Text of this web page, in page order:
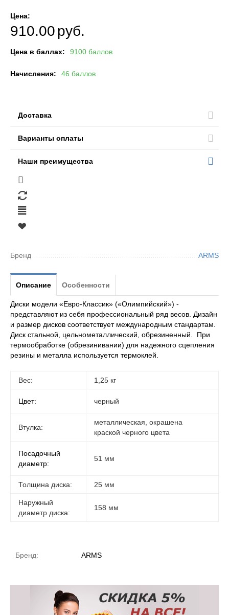
Цена:
910.00руб.
Цена в баллах: 9100 баллов
Начисления: 46 баллов
Доставка
Варианты оплаты
Наши преимущества
Бренд ARMS
Описание Особенности
Диски модели «Евро-Классик» («Олимпийский») -
представляют из себя профессиональный ряд весов. Дизайн
и размер дисков соответствует международным стандартам.
Диск стальной, цельнометаллический, обрезиненный. При
термообработке (обрезинивании) для надежного сцепления
резины и металла используется термоклей.
Вес: 1,25 кг
Цвет: черный
Втулка:
металлическая, окрашена
краской черного цвета
Посадочный
диаметр:
51 мм
Толщина диска: 25 мм
Наружный
диаметр диска:
158 мм
Бренд: ARMS